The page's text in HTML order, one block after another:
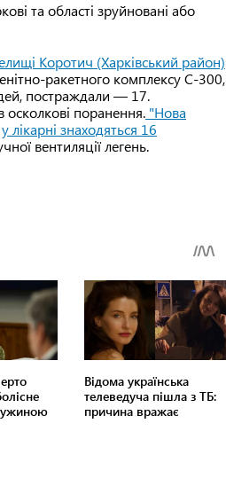
та області зруйновані або
Коротич (Харківський район)
ракетного комплексу С-300,
постраждали — 17.
осколкові поранення. "Нова
у лікарні знаходяться 16
вентиляції легень.